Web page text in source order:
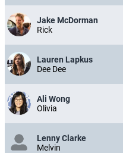
Jake McDorman
Rick
Lauren Lapkus
Dee Dee
Ali Wong
Olivia
Lenny Clarke
Melvin